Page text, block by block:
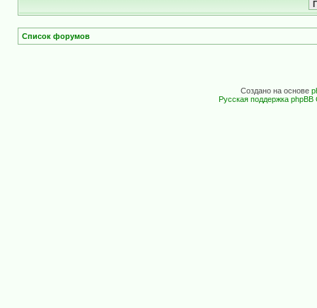
Список форумов
Создано на основе
Русская поддержка phpBB